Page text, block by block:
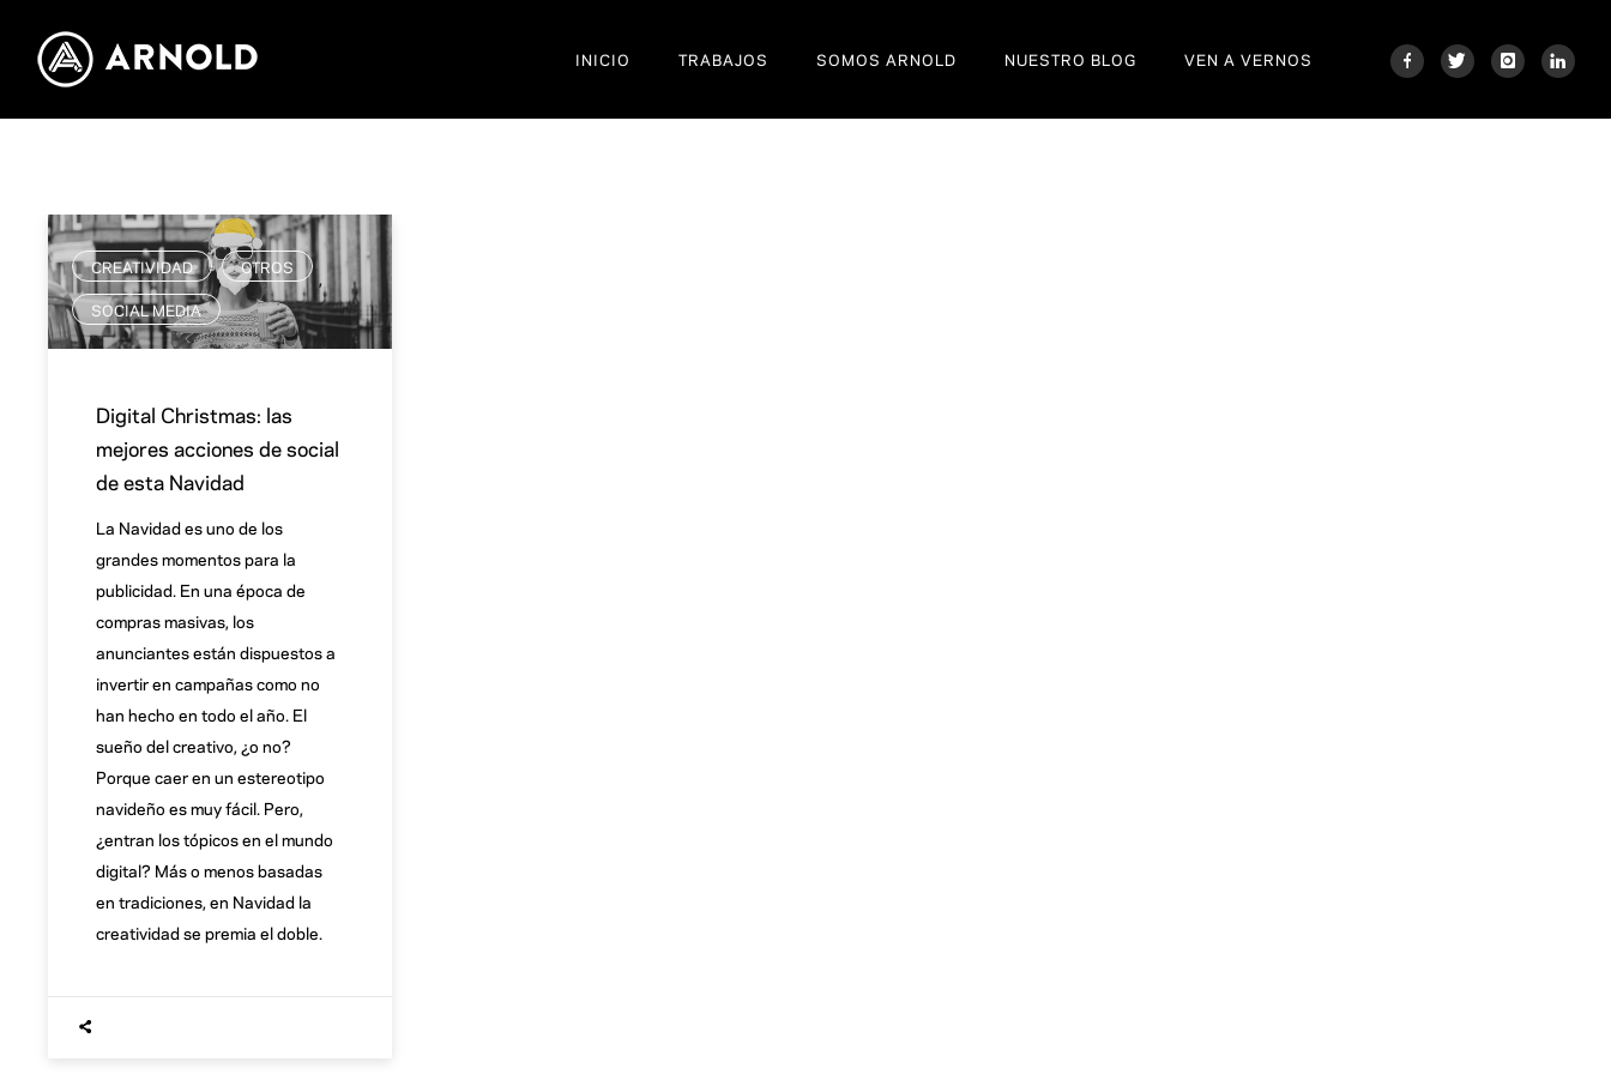
INICIO TRABAJOS SOMOS ARNOLD NUESTRO BLOG VEN A VERNOS
CREATIVIDAD , OTROS ,
SOCIAL MEDIA
Digital Christmas: las
mejores acciones de social
de esta Navidad
La Navidad es uno de los
grandes momentos para la
publicidad. En una época de
compras masivas, los
anunciantes están dispuestos a
invertir en campañas como no
han hecho en todo el año. El
sueño del creativo, ¿o no?
Porque caer en un estereotipo
navideño es muy fácil. Pero,
¿entran los tópicos en el mundo
digital? Más o menos basadas
en tradiciones, en Navidad la
creatividad se premia el doble.